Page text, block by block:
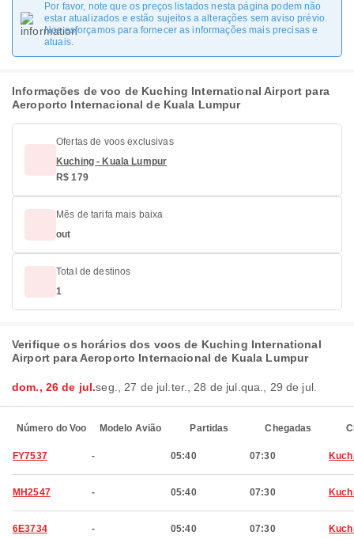
Por favor, note que os preços listados nesta página podem não
estar atualizados e estão sujeitos a alterações sem aviso prévio.
Nos esforçamos para fornecer as informações mais precisas e
atuais.
Informações de voo de Kuching International Airport para
Aeroporto Internacional de Kuala Lumpur
Ofertas de voos exclusivas
Kuching - Kuala Lumpur
R$ 179
Mês de tarifa mais baixa
out
Total de destinos
1
Verifique os horários dos voos de Kuching International
Airport para Aeroporto Internacional de Kuala Lumpur
dom., 26 de jul.seg., 27 de jul. ter., 28 de jul. qua., 29 de jul.
Número do Voo Modelo Avião Partidas Chegadas
FY7537 - 05:40 07:30
MH2547 - 05:40 07:30
6E3734 - 05:40 07:30